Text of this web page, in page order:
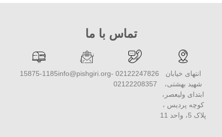
تماس با ما
انتهای خیابان
شهید بهشتی،
ابتدای ولیعصر،
کوچه پردیس ،
پلاک 5، واحد 11
02122247826 -
02122208357
info@pishgiri.org
15875-1185